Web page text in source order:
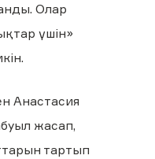
Олар
үшін»
Анастасия
жасап,
тартып